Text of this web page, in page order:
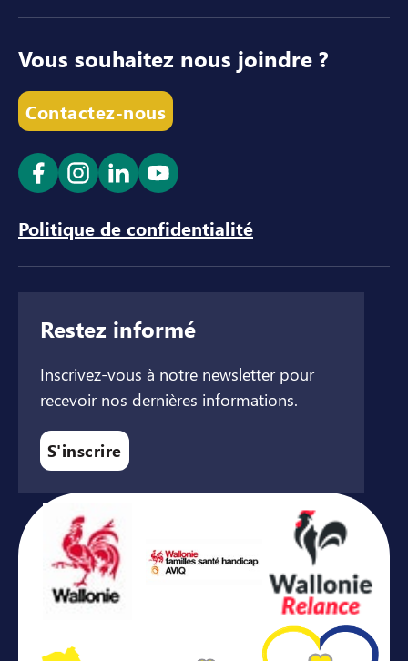
Vous souhaitez nous joindre ?
Contactez-nous
Ouvrir le lien dans un nouvel onglet
Ouvrir le lien dans un nouvel onglet
Ouvrir le lien dans un nouvel
Ouvrir le lien dans un
Politique de confidentialité
Restez informé
Inscrivez-vous à notre newsletter pour
recevoir nos dernières informations.
S'inscrire
Avec le soutien de ...